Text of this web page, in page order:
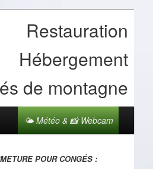
Restauration
Hébergement
de montagne
🌤 Météo & 📸 Webcam
POUR CONGÉS :